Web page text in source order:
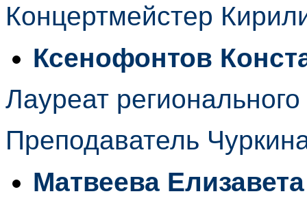
Концертмейстер
Ксенофонтов
Лауреат
Преподаватель
Матвеева Елизавета